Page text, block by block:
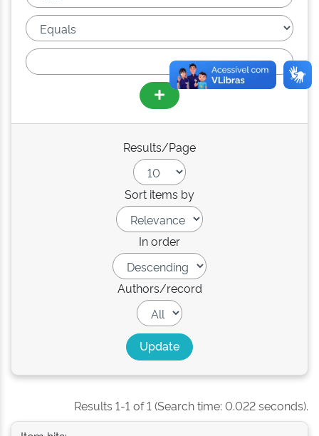
Results/Page
Sort items by
In order
Authors/record
Results 1-1 of 1 (Search time: 0.022 seconds).